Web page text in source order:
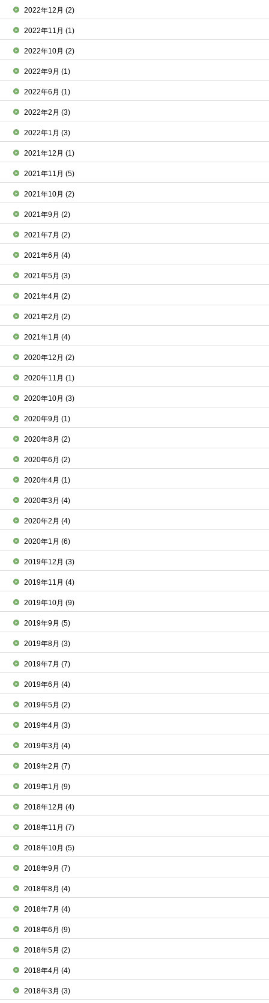
2022年12月(2)
2022年11月(1)
2022年10月(2)
2022年9月(1)
2022年6月(1)
2022年2月(3)
2022年1月(3)
2021年12月(1)
2021年11月(5)
2021年10月(2)
2021年9月(2)
2021年7月(2)
2021年6月(4)
2021年5月(3)
2021年4月(2)
2021年2月(2)
2021年1月(4)
2020年12月(2)
2020年11月(1)
2020年10月(3)
2020年9月(1)
2020年8月(2)
2020年6月(2)
2020年4月(1)
2020年3月(4)
2020年2月(4)
2020年1月(6)
2019年12月(3)
2019年11月(4)
2019年10月(9)
2019年9月(5)
2019年8月(3)
2019年7月(7)
2019年6月(4)
2019年5月(2)
2019年4月(3)
2019年3月(4)
2019年2月(7)
2019年1月(9)
2018年12月(4)
2018年11月(7)
2018年10月(5)
2018年9月(7)
2018年8月(4)
2018年7月(4)
2018年6月(9)
2018年5月(2)
2018年4月(4)
2018年3月(3)